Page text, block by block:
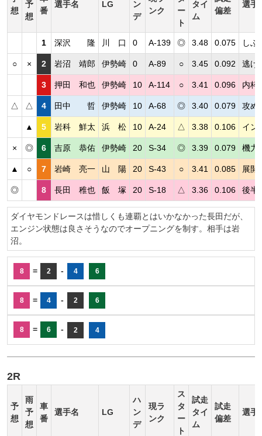
想
予
想
番
選手名 LG
ン
デ
ンク
ー
ト
タイ
ム
偏差
選手
1 深沢 隆 川 口 0 A-139 ◎ 3.48 0.075 しぶ
○ × 2 岩沼 靖郎 伊勢崎 0 A-89 ○ 3.45 0.092 逃げ
3 押田 和也 伊勢崎 10 A-114 ○ 3.41 0.096 内枠
△ △ 4 田中 哲 伊勢崎 10 A-68 ◎ 3.40 0.079 攻め
▲ 5 岩科 鮮太 浜 松 10 A-24 △ 3.38 0.106 イン
× ◎ 6 吉原 恭佑 伊勢崎 20 S-34 ◎ 3.39 0.079 機力
▲ ○ 7 岩崎 亮一 山 陽 20 S-43 ○ 3.41 0.085 展開
◎ 8 長田 稚也 飯 塚 20 S-18 △ 3.36 0.106 後半
ダイヤモンドレースは惜しくも連覇とはいかなかった長田だが、
エンジン状態は良さそうなのでオープニングを制す。相手は岩
沼。
8 = 2 - 4 6
8 = 4 - 2 6
8 = 6 - 2 4
2R
予
想
雨
予
想
車
番
選手名 LG
ハ
ン
デ
現ラ
ンク
ス
タ
ー
ト
試走
タイ
ム
試走
偏差
選手